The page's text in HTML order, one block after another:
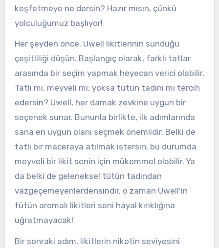
keşfetmeye ne dersin? Hazır mısın, çünkü
yolculuğumuz başlıyor!
Her şeyden önce, Uwell likitlerinin sunduğu
çeşitliliği düşün. Başlangıç ​​olarak, farklı tatlar
arasında bir seçim yapmak heyecan verici olabilir.
Tatlı mı, meyveli mi, yoksa tütün tadını mı tercih
edersin? Uwell, her damak zevkine uygun bir
seçenek sunar. Bununla birlikte, ilk adımlarında
sana en uygun olanı seçmek önemlidir. Belki de
tatlı bir maceraya atılmak istersin, bu durumda
meyveli bir likit senin için mükemmel olabilir. Ya
da belki de geleneksel tütün tadından
vazgeçemeyenlerdensindir, o zaman Uwell'in
tütün aromalı likitleri seni hayal kırıklığına
uğratmayacak!
Bir sonraki adım, likitlerin nikotin seviyesini